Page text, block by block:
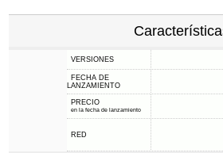
VERSIONES
FECHA DE
LANZAMIENTO
PRECIO
en la fecha de lanzamiento
RED